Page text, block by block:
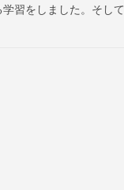
習をしました。そし